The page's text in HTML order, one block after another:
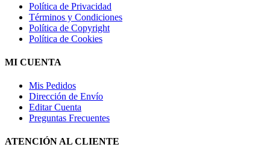
Política de Privacidad
Términos y Condiciones
Política de Copyright
Política de Cookies
MI CUENTA
Mis Pedidos
Dirección de Envío
Editar Cuenta
Preguntas Frecuentes
ATENCIÓN AL CLIENTE